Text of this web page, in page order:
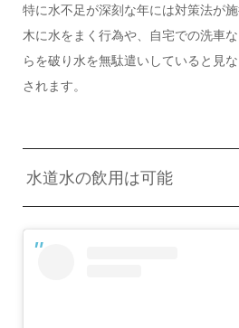
特に水不足が深刻な年には対策法が
木に水をまく行為や、自宅での洗車
らを破り水を無駄遣いしていると見
されます。
水道水の飲用は可能